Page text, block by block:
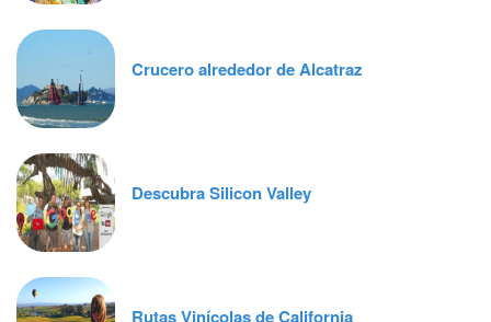
Crucero alrededor de Alcatraz
Descubra Silicon Valley
Rutas Vinícolas de California